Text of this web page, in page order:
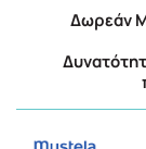
Δωρεάν